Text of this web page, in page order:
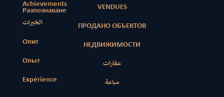
Разпознаване
Achievements
الخبرات
Опит
Опыт
Expérience
VENDUES
ПРОДАНО ОБЪЕКТОВ
НЕДВИЖИМОСТИ
عقارات
مباعة